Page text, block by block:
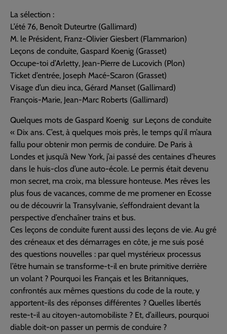
La sélection :
L’été 76, Benoît Duteurtre (Gallimard)
M. le Président, Franz-Olivier Giesbert (Flammarion)
Leçons de conduite, Gaspard Koenig (Grasset)
Occupe-toi d’Arletty, Jean-Pierre de Lucovich (Plon)
Ticket d’entrée, Joseph Macé-Scaron (Grasset)
Visage d’un dieu inca, Gérard Manset (Gallimard)
François-Marie, Jean-Marc Roberts (Gallimard)
Quelques mots de Gaspard Koenig sur Leçons de conduite
« Dix ans. C’est, à quelques mois près, le temps qu’il m’aura
fallu pour obtenir mon permis de conduire. De Paris à
Londes et jusqu’à New York, j’ai passé des centaines d’heures
dans le huis-clos d’une auto-école. Le permis était devenu
mon secret, ma croix, ma blessure honteuse. Mes rêves les
plus fous de vacances, comme de me promener en Ecosse
ou de découvrir la Transylvanie, s’effondraient devant la
perspective d’enchaîner trains et bus.
Ces leçons de conduite furent aussi des leçons de vie. Au gré
des créneaux et des démarrages en côte, je me suis posé
des questions nouvelles : par quel mystérieux processus
l’être humain se transforme-t-il en brute primitive derrière
un volant ? Pourquoi les Français et les Britanniques,
confrontés aux mêmes questions du code de la route, y
apportent-ils des réponses différentes ? Quelles libertés
reste-t-il au citoyen-automobiliste ? Et, d’ailleurs, pourquoi
diable doit-on passer un permis de conduire ?